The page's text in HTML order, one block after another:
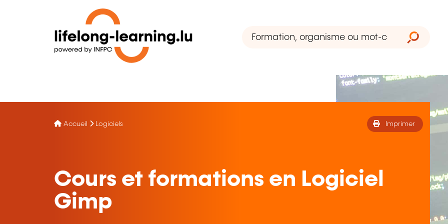
Accueil Logiciels Imprimer
Cours et formations en Logiciel
Gimp